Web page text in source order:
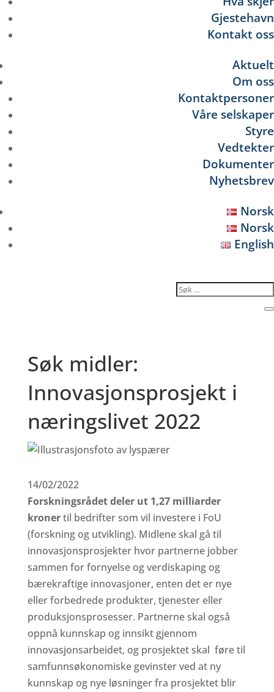
Gjestehavn
Kontakt oss
Aktuelt
Om oss
Kontaktpersoner
Våre selskaper
Styre
Vedtekter
Dokumenter
Nyhetsbrev
Norsk
Norsk
English
Search...
Søk midler:
Innovasjonsprosjekt i
næringslivet 2022
14/02/2022
Forskningsrådet deler ut 1,27 milliarder
kronertil bedrifter som vil investere i FoU
(forskning og utvikling). Midlene skal gå til
innovasjonsprosjekter hvor partnerne jobber
sammen for fornyelse og verdiskaping og
bærekraftige innovasjoner, enten det er nye
eller forbedrede produkter, tjenester eller
produksjonsprosesser. Partnerne skal også
oppnå kunnskap og innsikt gjennom
innovasjonsarbeidet, og prosjektet skal føre til
samfunnsøkonomiske gevinster ved at ny
kunnskap og nye løsninger fra prosjektet blir